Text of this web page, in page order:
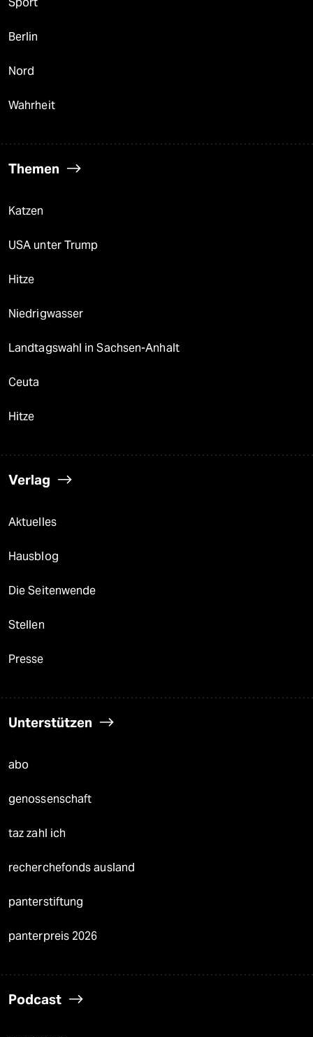
Sport
Berlin
Nord
Wahrheit
Themen
Katzen
USA unter Trump
Hitze
Niedrigwasser
Landtagswahl in Sachsen-Anhalt
Ceuta
Hitze
Verlag
Aktuelles
Hausblog
Die Seitenwende
Stellen
Presse
Unterstützen
abo
genossenschaft
taz zahl ich
recherchefonds ausland
panterstiftung
panterpreis 2026
Podcast